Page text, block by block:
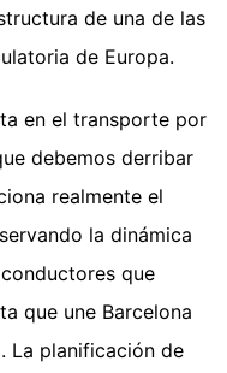
de una de las
de Europa.
en el transporte por
debemos derribar
realmente el
la dinámica
que
que une Barcelona
La planificación de